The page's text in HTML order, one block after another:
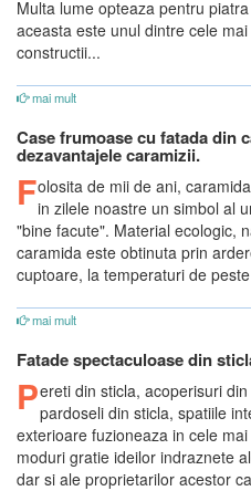
Multa lume opteaza pentru
aceasta este unul dintre cele
constructii...
mai mult
Case frumoase cu fatada din
dezavantajele caramizii.
Folosita de mii de ani,
in zilele noastre un simbol al
"bine facute". Material ecologic,
caramida este obtinuta prin
cuptoare, la temperaturi de
mai mult
Fatade spectaculoase din
Pereti din sticla, acoperisuri
pardoseli din sticla, spatiile
exterioare fuzioneaza in cele
moduri gratie ideilor indraznete
dar si ale proprietarilor acestor